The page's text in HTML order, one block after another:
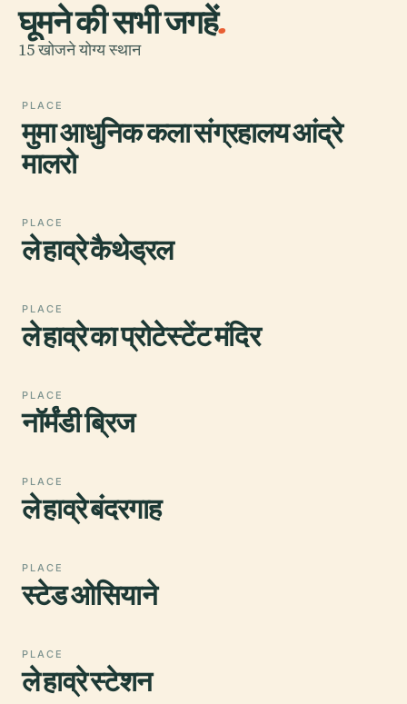
घूमने की सभी जगहें.
15 खोजने योग्य स्थान
PLACE
मुमा आधुनिक कला संग्रहालय आंद्रे
मालरो
PLACE
ले हाव्रे कैथेड्रल
PLACE
ले हाव्रे का प्रोटेस्टेंट मंदिर
PLACE
नॉर्मंडी ब्रिज
PLACE
ले हाव्रे बंदरगाह
PLACE
स्टेड ओसियाने
PLACE
ले हाव्रे स्टेशन